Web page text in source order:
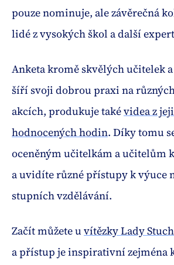
pouze nominuje, ale závěrečná
lidé z vysokých škol a další
Anketa kromě skvělých učitelek
šíří svoji dobrou praxi na
akcích, produkuje takévidea z
hodnocených hodin. Díky tomu
oceněným učitelkám a učitelům
a uvidíte různé přístupy k výuce
stupních vzdělávání.
Začít můžete uvítězky Lady
a přístup je inspirativní zejména